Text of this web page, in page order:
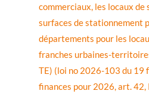
commerciaux, les locaux de
surfaces de stationnement
départements pour les
franches urbaines-
TE) (loi no 2026-103 du 19
finances pour 2026, art. 42,